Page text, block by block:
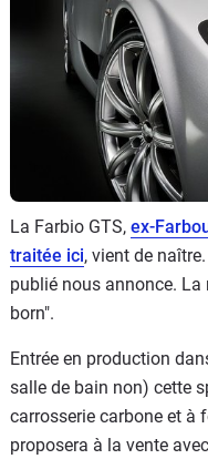
Services
Marques
La Farbio GTS, ex-
traitée ici, vient de
publié nous annonce.
born".
Entrée en production
salle de bain non) cette
carrosserie carbone et à
proposera à la vente